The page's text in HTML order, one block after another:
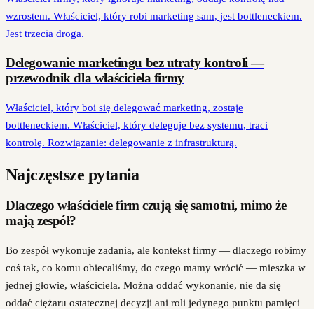
wzrostem. Właściciel, który robi marketing sam, jest bottleneckiem.
Jest trzecia droga.
Delegowanie marketingu bez utraty kontroli —
przewodnik dla właściciela firmy
Właściciel, który boi się delegować marketing, zostaje
bottleneckiem. Właściciel, który deleguje bez systemu, traci
kontrolę. Rozwiązanie: delegowanie z infrastrukturą.
Najczęstsze pytania
Dlaczego właściciele firm czują się samotni, mimo że
mają zespół?
Bo zespół wykonuje zadania, ale kontekst firmy — dlaczego robimy
coś tak, co komu obiecaliśmy, do czego mamy wrócić — mieszka w
jednej głowie, właściciela. Można oddać wykonanie, nie da się
oddać ciężaru ostatecznej decyzji ani roli jedynego punktu pamięci